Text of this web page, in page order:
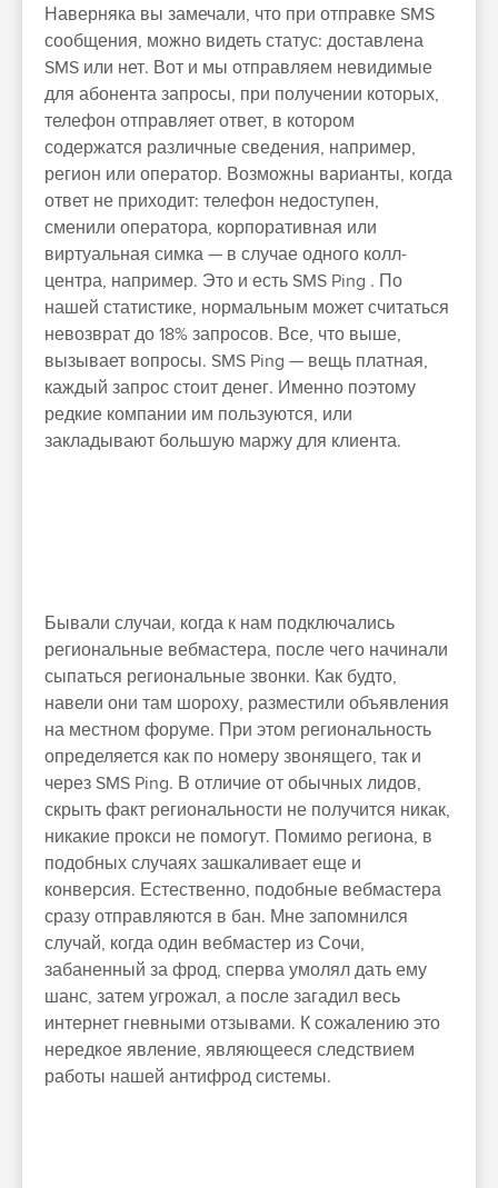
Наверняка вы замечали, что при отправке SMS
сообщения, можно видеть статус: доставлена
SMS или нет. Вот и мы отправляем невидимые
для абонента запросы, при получении которых,
телефон отправляет ответ, в котором
содержатся различные сведения, например,
регион или оператор. Возможны варианты, когда
ответ не приходит: телефон недоступен,
сменили оператора, корпоративная или
виртуальная симка — в случае одного колл-
центра, например. Это и есть SMS Ping . По
нашей статистике, нормальным может считаться
невозврат до 18% запросов. Все, что выше,
вызывает вопросы. SMS Ping — вещь платная,
каждый запрос стоит денег. Именно поэтому
редкие компании им пользуются, или
закладывают большую маржу для клиента.
Бывали случаи, когда к нам подключались
региональные вебмастера, после чего начинали
сыпаться региональные звонки. Как будто,
навели они там шороху, разместили объявления
на местном форуме. При этом региональность
определяется как по номеру звонящего, так и
через SMS Ping. В отличие от обычных лидов,
скрыть факт региональности не получится никак,
никакие прокси не помогут. Помимо региона, в
подобных случаях зашкаливает еще и
конверсия. Естественно, подобные вебмастера
сразу отправляются в бан. Мне запомнился
случай, когда один вебмастер из Сочи,
забаненный за фрод, сперва умолял дать ему
шанс, затем угрожал, а после загадил весь
интернет гневными отзывами. К сожалению это
нередкое явление, являющееся следствием
работы нашей антифрод системы.